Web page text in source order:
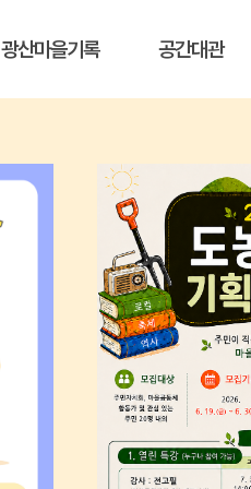
광산마을기록 공간대관